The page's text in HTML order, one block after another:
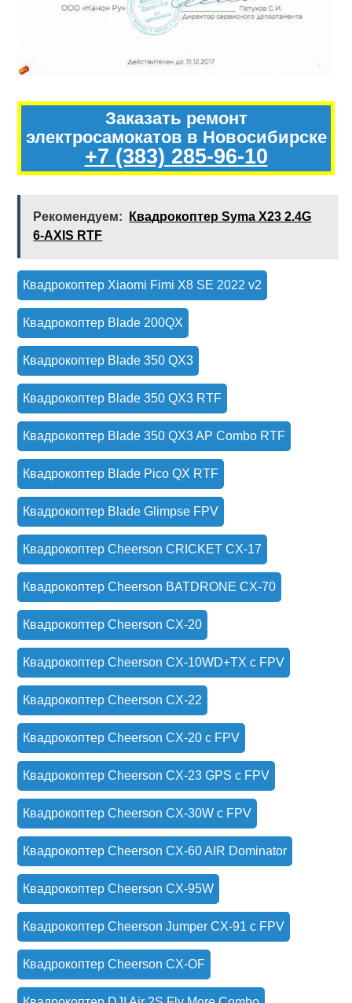
Заказать ремонт
электросамокатов в Новосибирске
+7 (383) 285-96-10
Рекомендуем:
Квадрокоптер Syma X23 2.4G
6-AXIS RTF
Квадрокоптер Xiaomi Fimi X8 SE 2022 v2
Квадрокоптер Blade 200QX
Квадрокоптер Blade 350 QX3
Квадрокоптер Blade 350 QX3 RTF
Квадрокоптер Blade 350 QX3 AP Combo RTF
Квадрокоптер Blade Pico QX RTF
Квадрокоптер Blade Glimpse FPV
Квадрокоптер Cheerson CRICKET CX-17
Квадрокоптер Cheerson BATDRONE CX-70
Квадрокоптер Cheerson CX-20
Квадрокоптер Cheerson CX-10WD+TX с FPV
Квадрокоптер Cheerson CX-22
Квадрокоптер Cheerson CX-20 c FPV
Квадрокоптер Cheerson CX-23 GPS с FPV
Квадрокоптер Cheerson CX-30W с FPV
Квадрокоптер Cheerson CX-60 AIR Dominator
Квадрокоптер Cheerson CX-95W
Квадрокоптер Cheerson Jumper CX-91 с FPV
Квадрокоптер Cheerson CX-OF